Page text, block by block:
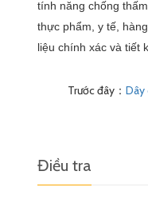
tính năng chống
thực phẩm, y tế,
liệu chính xác và tiết
Trước đây：Dây
Điều tra